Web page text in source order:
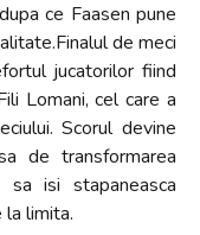
ce Faasen pune
de meci
jucatorilor fiind
Lomani, cel care a
Scorul devine
de transformarea
isi stapaneasca
la limita.